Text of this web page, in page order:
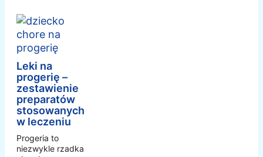
Leki na
progerię –
zestawienie
preparatów
stosowanych
w leczeniu
Progeria to
niezwykle rzadka